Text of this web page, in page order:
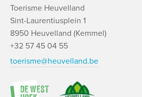
Toerisme Heuvelland
Sint-Laurentiusplein 1
8950 Heuvelland (Kemmel)
+32 57 45 04 55
toerisme@heuvelland.be